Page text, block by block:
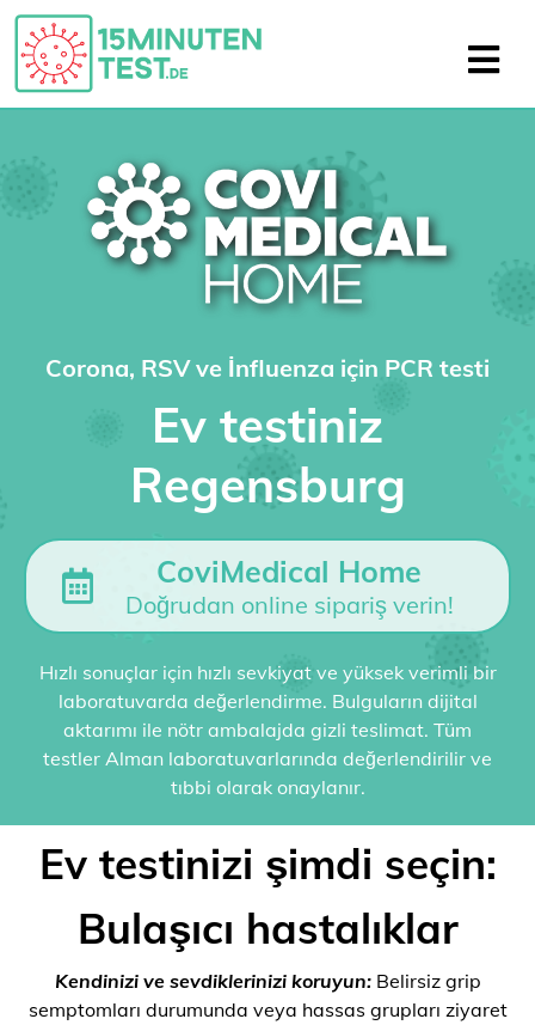
Corona, RSV ve İnfluenza için PCR testi
Ev testiniz
Regensburg
CoviMedical Home
Doğrudan online sipariş verin!
Hızlı sonuçlar için hızlı sevkiyat ve yüksek verimli bir
laboratuvarda değerlendirme. Bulguların dijital
aktarımı ile nötr ambalajda gizli teslimat. Tüm
testler Alman laboratuvarlarında değerlendirilir ve
tıbbi olarak onaylanır.
Ev testinizi şimdi seçin:
Bulaşıcı hastalıklar
Kendinizi ve sevdiklerinizi koruyun:Belirsiz grip
semptomları durumunda veya hassas grupları ziyaret